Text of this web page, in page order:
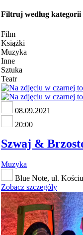
Filtruj według kategorii
Film
Książki
Muzyka
Inne
Sztuka
Teatr
08.09.2021
20:00
Szwaj &
Muzyka
Blue Note, ul.
Zobacz szczegóły